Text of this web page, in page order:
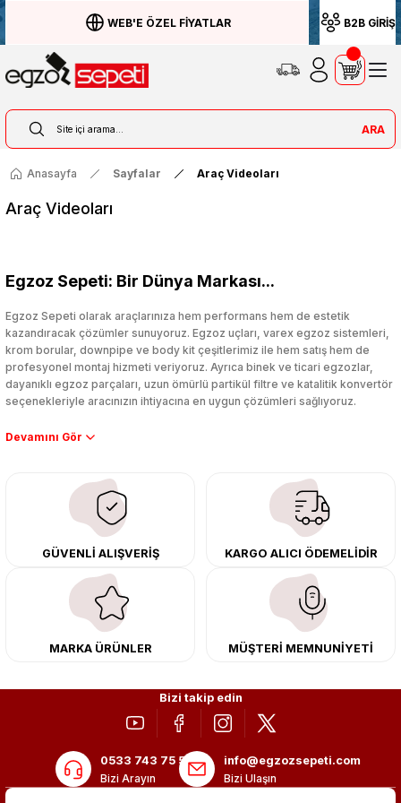
WEB'E ÖZEL FİYATLAR B2B GİRİŞ
ARA
Anasayfa Sayfalar Araç Videoları
Araç Videoları
Egzoz Sepeti: Bir Dünya Markası...
Egzoz Sepeti olarak araçlarınıza hem performans hem de estetik
kazandıracak çözümler sunuyoruz. Egzoz uçları, varex egzoz sistemleri,
krom borular, downpipe ve body kit çeşitlerimiz ile hem satış hem de
profesyonel montaj hizmeti veriyoruz. Ayrıca binek ve ticari egzozlar,
dayanıklı egzoz parçaları, uzun ömürlü partikül filtre ve katalitik konvertör
seçenekleriyle aracınızın ihtiyacına en uygun çözümleri sağlıyoruz.
Performans artışı isteyen sürücüler için özel performans egzozları ve
çıkma orijinal ürünler ile yenileyebilir, body kit uygulamalarıyla aracınızın
tasarımını ve aerodinamisini üst seviyeye taşıyabilirsiniz.
Tüm ürünlerimiz orijinal, dayanıklı ve uzun ömürlüdür. İstanbul’daki montaj
merkezimizde profesyonel montaj yapıyor, Türkiye’nin her yerine güvenli
kargo ile teslimat gerçekleştiriyoruz. Aracınıza değer katmak için doğru
adres: Egzoz Sepeti.
GÜVENLİ ALIŞVERİŞ KARGO ALICI ÖDEMELİDİR
MARKA ÜRÜNLER MÜŞTERİ MEMNUNİYETİ
Bizi takip edin
0533 743 75 56
Bizi Arayın
info@egzozsepeti.com
Bizi Ulaşın